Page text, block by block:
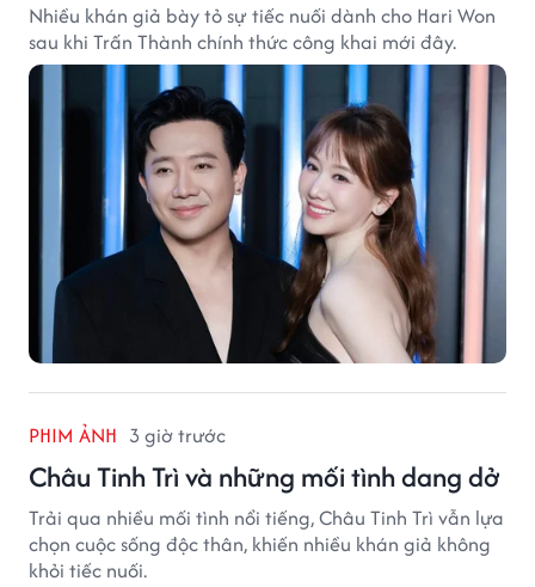
Nhiều khán giả bày tỏ sự tiếc nuối dành cho Hari Won
sau khi Trấn Thành chính thức công khai mới đây.
PHIM ẢNH 3 giờ trước
Châu Tinh Trì và những mối tình dang dở
Trải qua nhiều mối tình nổi tiếng, Châu Tinh Trì vẫn lựa
chọn cuộc sống độc thân, khiến nhiều khán giả không
khỏi tiếc nuối.